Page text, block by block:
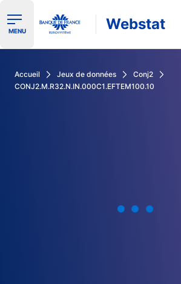
Ouvrir le menu de navigation
MENU Webstat
Accueil Jeux de données
Conj2
CONJ2.M.R32.N.IN.000C1.EFTEM100.10